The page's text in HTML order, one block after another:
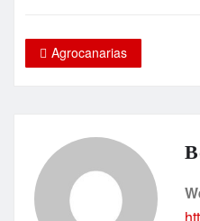
Agrocanarias